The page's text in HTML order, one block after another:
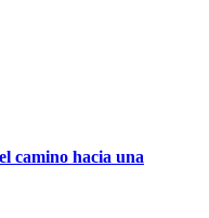
camino hacia una